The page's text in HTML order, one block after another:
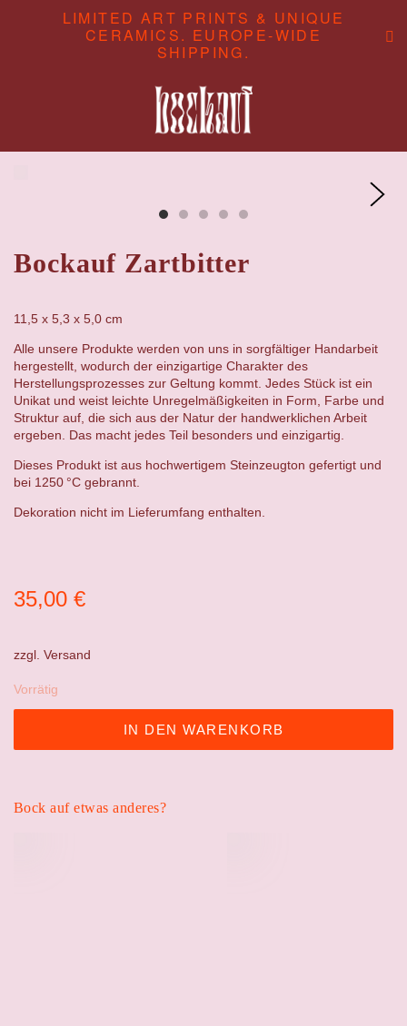
LIMITED ART PRINTS & UNIQUE
CERAMICS. EUROPE-WIDE
SHIPPING.
CONTENT STUDIO
Bockauf Zartbitter
zzgl. Versand
35,00 €
Vorrätig
IN DEN WARENKORB
11,5 x 5,3 x 5,0 cm
Alle unsere Produkte werden von uns in sorgfältiger Handarbeit
hergestellt, wodurch der einzigartige Charakter des
Herstellungsprozesses zur Geltung kommt. Jedes Stück ist ein
Unikat und weist leichte Unregelmäßigkeiten in Form, Farbe und
Struktur auf, die sich aus der Natur der handwerklichen Arbeit
ergeben. Das macht jedes Teil besonders und einzigartig.
Dieses Produkt ist aus hochwertigem Steinzeugton gefertigt und
bei 1250 °C gebrannt.
Dekoration nicht im Lieferumfang enthalten.
Bock auf etwas anderes?